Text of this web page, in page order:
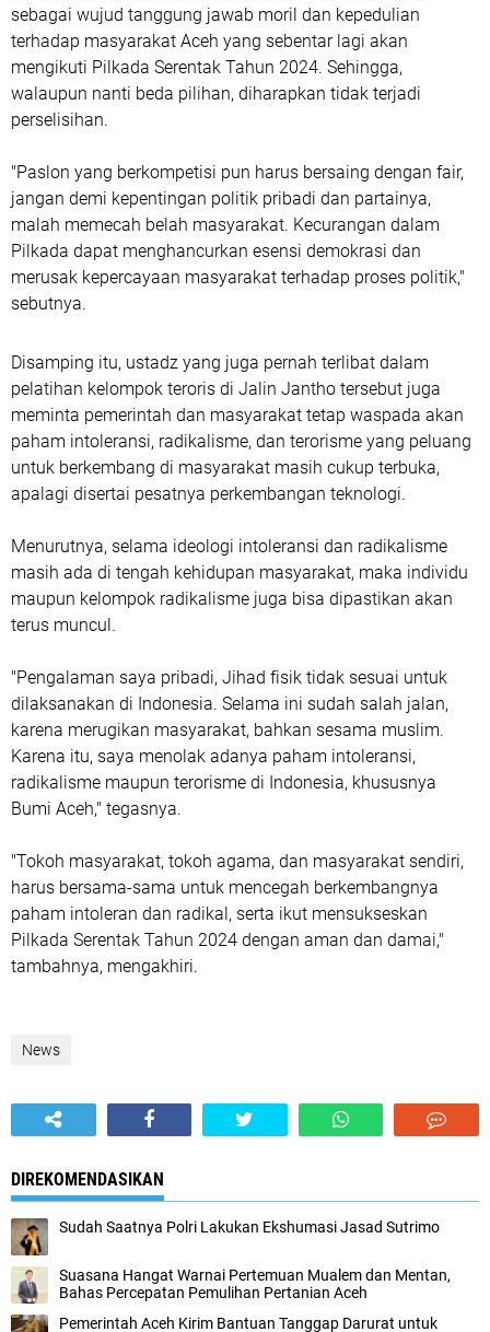
sebagai wujud tanggung jawab moril dan kepedulian
terhadap masyarakat Aceh yang sebentar lagi akan
mengikuti Pilkada Serentak Tahun 2024. Sehingga,
walaupun nanti beda pilihan, diharapkan tidak terjadi
perselisihan.
"Paslon yang berkompetisi pun harus bersaing dengan fair,
jangan demi kepentingan politik pribadi dan partainya,
malah memecah belah masyarakat. Kecurangan dalam
Pilkada dapat menghancurkan esensi demokrasi dan
merusak kepercayaan masyarakat terhadap proses politik,"
sebutnya.
Disamping itu, ustadz yang juga pernah terlibat dalam
pelatihan kelompok teroris di Jalin Jantho tersebut juga
meminta pemerintah dan masyarakat tetap waspada akan
paham intoleransi, radikalisme, dan terorisme yang peluang
untuk berkembang di masyarakat masih cukup terbuka,
apalagi disertai pesatnya perkembangan teknologi.
Menurutnya, selama ideologi intoleransi dan radikalisme
masih ada di tengah kehidupan masyarakat, maka individu
maupun kelompok radikalisme juga bisa dipastikan akan
terus muncul.
"Pengalaman saya pribadi, Jihad fisik tidak sesuai untuk
dilaksanakan di Indonesia. Selama ini sudah salah jalan,
karena merugikan masyarakat, bahkan sesama muslim.
Karena itu, saya menolak adanya paham intoleransi,
radikalisme maupun terorisme di Indonesia, khususnya
Bumi Aceh," tegasnya.
"Tokoh masyarakat, tokoh agama, dan masyarakat sendiri,
harus bersama-sama untuk mencegah berkembangnya
paham intoleran dan radikal, serta ikut mensukseskan
Pilkada Serentak Tahun 2024 dengan aman dan damai,"
tambahnya, mengakhiri.
News
DIREKOMENDASIKAN
Sudah Saatnya Polri Lakukan Ekshumasi Jasad Sutrimo
Suasana Hangat Warnai Pertemuan Mualem dan Mentan,
Bahas Percepatan Pemulihan Pertanian Aceh
‎Pemerintah Aceh Kirim Bantuan Tanggap Darurat untuk